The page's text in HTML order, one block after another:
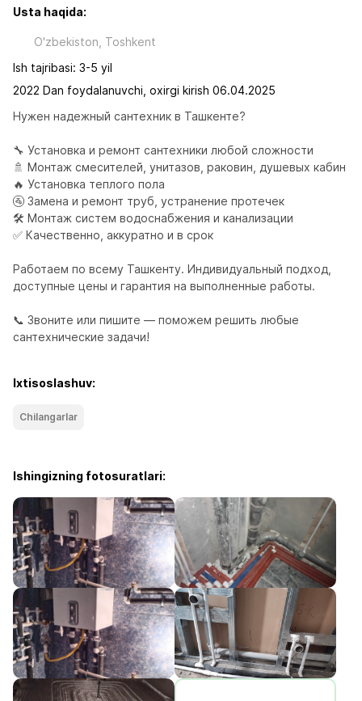
Usta haqida:
O'zbekiston, Toshkent
Ish tajribasi: 3-5 yil
2022 Dan foydalanuvchi, oxirgi kirish 06.04.2025
Нужен надежный сантехник в Ташкенте?
🔧 Установка и ремонт сантехники любой сложности
🚿 Монтаж смесителей, унитазов, раковин, душевых кабин
🔥 Установка теплого пола
🚰 Замена и ремонт труб, устранение протечек
🛠️ Монтаж систем водоснабжения и канализации
✅ Качественно, аккуратно и в срок
Работаем по всему Ташкенту. Индивидуальный подход,
доступные цены и гарантия на выполненные работы.
📞 Звоните или пишите — поможем решить любые
сантехнические задачи!
Ixtisoslashuv:
Chilangarlar
Ishingizning fotosuratlari: